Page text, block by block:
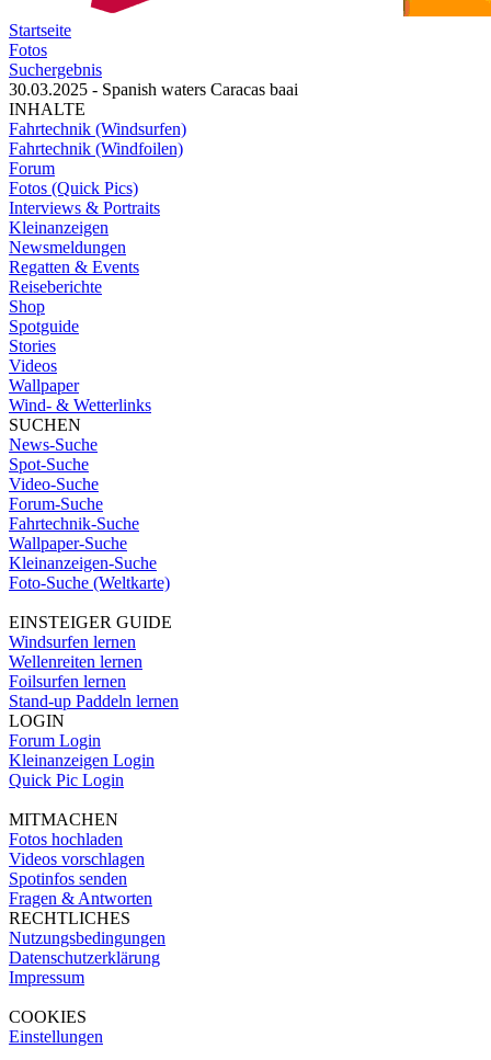
Startseite
Fotos
Suchergebnis
30.03.2025 - Spanish waters Caracas baai
INHALTE
Fahrtechnik (Windsurfen)
Fahrtechnik (Windfoilen)
Forum
Fotos (Quick Pics)
Interviews & Portraits
Kleinanzeigen
Newsmeldungen
Regatten & Events
Reiseberichte
Shop
Spotguide
Stories
Videos
Wallpaper
Wind- & Wetterlinks
SUCHEN
News-Suche
Spot-Suche
Video-Suche
Forum-Suche
Fahrtechnik-Suche
Wallpaper-Suche
Kleinanzeigen-Suche
Foto-Suche (Weltkarte)
EINSTEIGER GUIDE
Windsurfen lernen
Wellenreiten lernen
Foilsurfen lernen
Stand-up Paddeln lernen
LOGIN
Forum Login
Kleinanzeigen Login
Quick Pic Login
MITMACHEN
Fotos hochladen
Videos vorschlagen
Spotinfos senden
Fragen & Antworten
RECHTLICHES
Nutzungsbedingungen
Datenschutzerklärung
Impressum
COOKIES
Einstellungen